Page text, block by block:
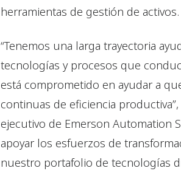
herramientas de gestión de activos.
“Tenemos una larga trayectoria
tecnologías y procesos que
está comprometido en ayudar a
continuas de eficiencia
ejecutivo de Emerson Automation
apoyar los esfuerzos de
nuestro portafolio de tecnologías